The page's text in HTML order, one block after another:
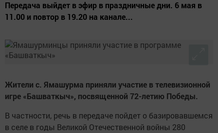
Передача выйдет в эфир в праздничные дни. 6 мая в
11.00 и повтор в 19.20 на канале...
Жители с. Ямашурма приняли участие в телевизионной
игре «Башваткыч», посвященной 72-летию Победы.
В частности, речь в передаче пойдет о базировавшемся
в селе в годы Великой Отечественной войны 280